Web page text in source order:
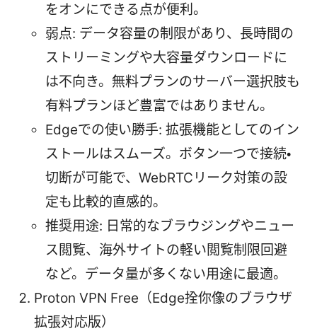
をオンにできる点が便利。
弱点: データ容量の制限があり、長時間の
ストリーミングや大容量ダウンロードに
は不向き。無料プランのサーバー選択肢も
有料プランほど豊富ではありません。
Edgeでの使い勝手: 拡張機能としてのイン
ストールはスムーズ。ボタン一つで接続・
切断が可能で、WebRTCリーク対策の設
定も比較的直感的。
推奨用途: 日常的なブラウジングやニュー
ス閲覧、海外サイトの軽い閲覧制限回避
など。データ量が多くない用途に最適。
Proton VPN Free（Edge拴你像のブラウザ
拡張対応版）